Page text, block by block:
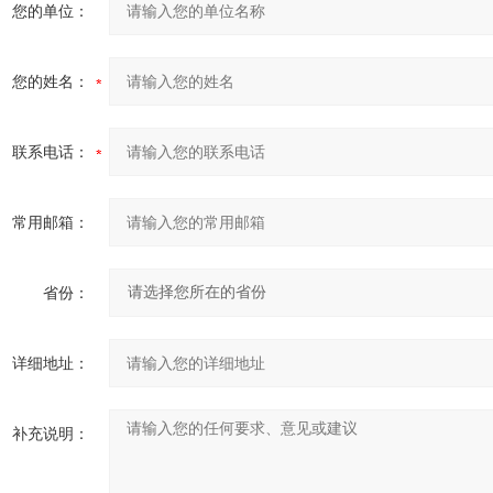
您的单位：
您的姓名：
联系电话：
常用邮箱：
省份：
详细地址：
补充说明：